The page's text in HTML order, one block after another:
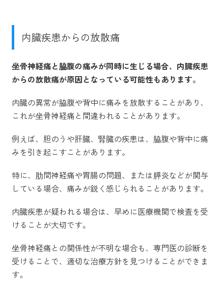
内臓疾患からの放散痛
坐骨神経痛と脇腹の痛みが同時に生じる場合、内臓疾患
からの放散痛が原因となっている可能性もあります。
内臓の異常が脇腹や背中に痛みを放散することがあり、
これが坐骨神経痛と間違われることがあります。
例えば、胆のうや肝臓、腎臓の疾患は、脇腹や背中に痛
みを引き起こすことがあります。
特に、肋間神経痛や胃腸の問題、または膵炎などが関与
している場合、痛みが鋭く感じられることがあります。
内臓疾患が疑われる場合は、早めに医療機関で検査を受
けることが大切です。
坐骨神経痛との関係性が不明な場合も、専門医の診断を
受けることで、適切な治療方針を見つけることができま
す。